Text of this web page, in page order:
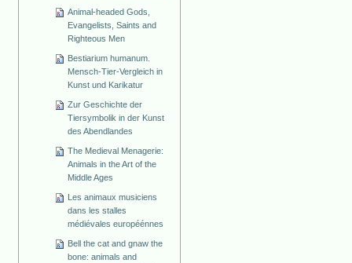
Animal-headed Gods,
Evangelists, Saints and
Righteous Men
Bestiarium humanum.
Mensch-Tier-Vergleich in
Kunst und Karikatur
Zur Geschichte der
Tiersymbolik in der Kunst
des Abendlandes
The Medieval Menagerie:
Animals in the Art of the
Middle Ages
Les animaux musiciens
dans les stalles
médiévales européénnes
Bell the cat and gnaw the
bone: animals and